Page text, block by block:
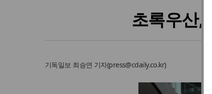
초록우산,
기독일보 최승연 기자(press@cdaily.co.kr)